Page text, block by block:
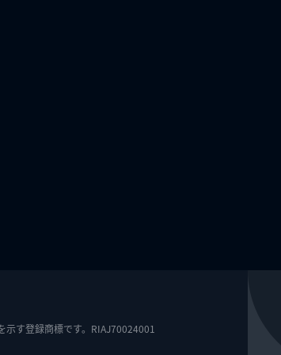
す登録商標です。RIAJ70024001